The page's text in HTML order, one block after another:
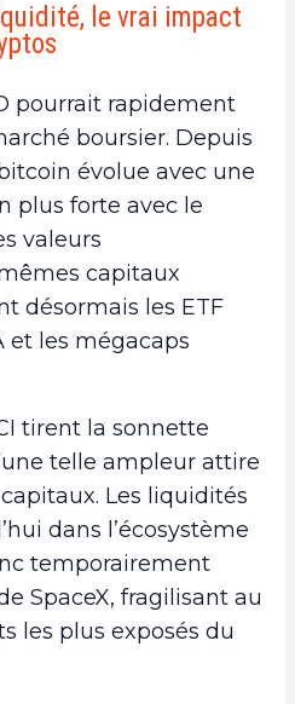
le vrai impact
pourrait rapidement
boursier. Depuis
évolue avec une
plus forte avec le
valeurs
capitaux
désormais les ETF
et les mégacaps
tirent la sonnette
telle ampleur attire
Les liquidités
dans l’écosystème
temporairement
SpaceX, fragilisant au
les plus exposés du